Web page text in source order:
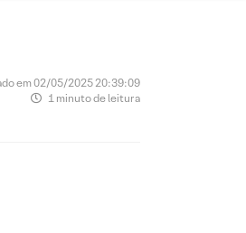
em 02/05/2025 20:39:09
1 minuto de leitura